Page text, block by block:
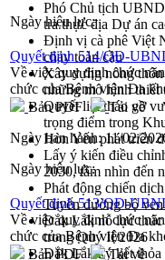
Phó Chủ tịch
tra thực địa Dự án
Định vị cà phê Việt
chảy toàn cầu
Xây dựng nông
những mô hình thiết
Quyết liệt tháo gỡ
trọng điểm trong
Hòn Yến phát triển
Lấy ý kiến điều
2030, tầm nhìn đến
Phát động chiến
Tuyến đường bộ
Đắk Lắk nỗ lực thúc
trong Quý II/2026
Đắk Lắk ký kết thỏa
Ngày hiệu lực:
Quyết định 514/QĐ-
Về việc quy định chức
chức của Bệnh viện Đa
Bản PDF
Tải về
Ngày ban hành:11/02/
Ngày hiệu lực:
Quyết định 513/QĐ-
Về việc quy định chức
chức của Bệnh viện Đa
Bản PDF
Tải về